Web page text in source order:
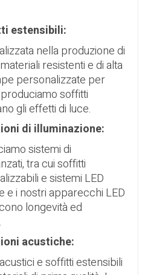
estensibili:
nella produzione di
resistenti e di alta
personalizzate per
soffitti
gli effetti di luce.
di illuminazione:
sistemi di
tra cui soffitti
e sistemi LED
e i nostri apparecchi LED
longevità ed
acustiche:
e soffitti estensibili